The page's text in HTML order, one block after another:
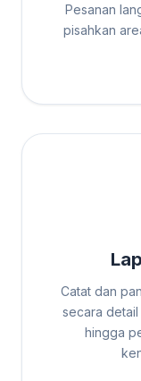
Pesanan
pisahkan
Catat dan
secara
hingga